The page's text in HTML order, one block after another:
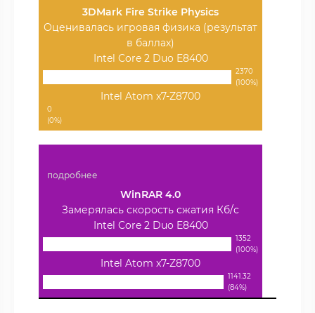
3DMark Fire Strike Physics
Оценивалась игровая физика (результат
в баллах)
Intel Core 2 Duo E8400
2370
(100%)
Intel Atom x7-Z8700
0
(0%)
подробнее
WinRAR 4.0
Замерялась скорость сжатия Кб/с
Intel Core 2 Duo E8400
1352
(100%)
Intel Atom x7-Z8700
1141.32
(84%)